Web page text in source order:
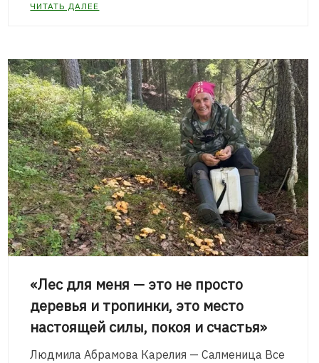
ЧИТАТЬ ДАЛЕЕ
«Лес для меня — это не просто
деревья и тропинки, это место
настоящей силы, покоя и счастья»
Людмила Абрамова Карелия — Салменица Все